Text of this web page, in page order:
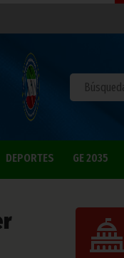
DEPORTES GE 2035